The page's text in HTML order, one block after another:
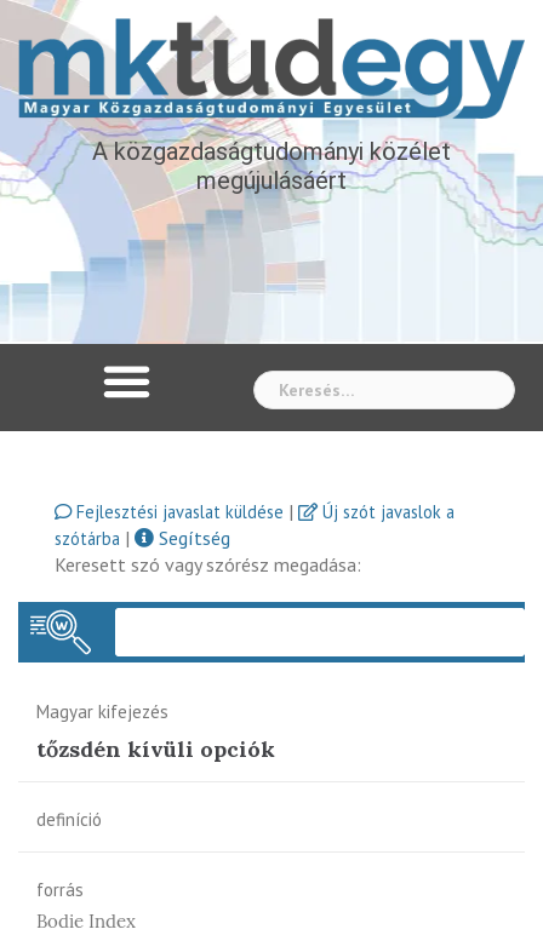
A közgazdaságtudományi közélet
megújulásáért
Fejlesztési javaslat küldése |
Új szót javaslok a
szótárba |
Segítség
Keresett szó vagy szórész megadása:
Magyar kifejezés
tőzsdén kívüli opciók
definíció
forrás
Bodie Index